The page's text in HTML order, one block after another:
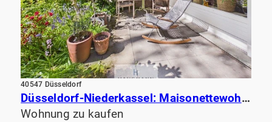
40547 Düsseldorf
Düsseldorf-Niederkassel: Maisonettewohnung mit Terrasse am Garten & Balkon. Fußläufig vom Rhein!
Wohnung zu kaufen